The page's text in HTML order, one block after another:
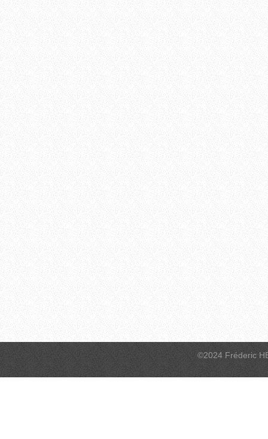
©2024 Fréderic